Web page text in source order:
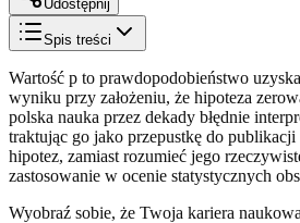
Udostępnij
Spis treści
Wartość p to prawdopodobieństwo
wyniku przy założeniu, że hipoteza
polska nauka przez dekady błędnie
traktując go jako przepustkę do
hipotez, zamiast rozumieć jego
zastosowanie w ocenie statystycznych
Wyobraź sobie, że Twoja kariera